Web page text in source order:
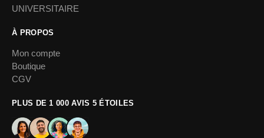
UNIVERSITAIRE
À PROPOS
Mon compte
Boutique
CGV
PLUS DE 1 000 AVIS 5 ÉTOILES